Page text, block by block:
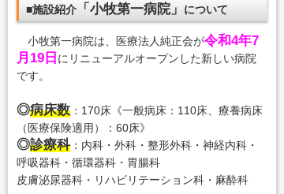
■施設紹介「小牧第一病院」 について
小牧第一病院は、医療法人純正会が令和4年7
月19日 にリニューアルオープンした新しい病院
です。
◎病床数 ：170床《一般病床：110床、療養病床
（医療保険適用）：60床》
◎診療科：内科・外科・整形外科・神経内科・
呼吸器科・循環器科・胃腸科
皮膚泌尿器科・リハビリテーション科・麻酔科